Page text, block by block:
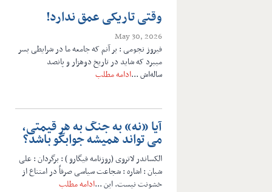
وقتی تاریکی عمق ندارد!
May 30, 2026
فیروز نجومی : بر آنم که جامعه ما در شرایطی بسر
میبرد که شاید در تاریخ دوهزار و پانصد
ساله‌اش ...ادامه مطلب
آیا «نه» به جنگ به هر قیمتی،
می تواند همیشه جوابگو باشد؟
الکساندر لاتروی (روزنامه فیگارو ) : برگردان : علی
شبان : اشاره : شجاعت سیاسی صرفاً در امتناع از
خشونت نیست. این ...ادامه مطلب